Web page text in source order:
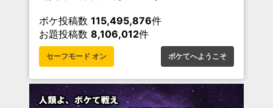
ボケ投稿数 115,495,876件
お題投稿数 8,106,012件
セーフモード オン ボケてへようこそ